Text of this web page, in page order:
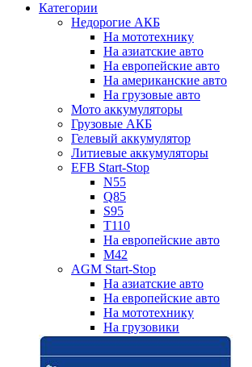
Категории
Недорогие АКБ
На мототехнику
На азиатские авто
На европейские авто
На американские авто
На грузовые авто
Мото аккумуляторы
Грузовые АКБ
Гелевый аккумулятор
Литиевые аккумуляторы
EFB Start-Stop
N55
Q85
S95
T110
На европейские авто
M42
AGM Start-Stop
На азиатские авто
На европейские авто
На мототехнику
На грузовики